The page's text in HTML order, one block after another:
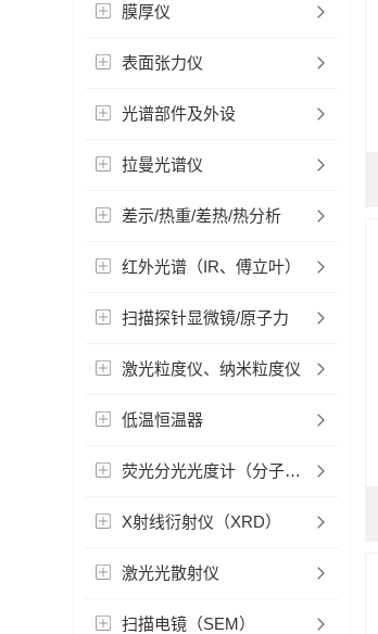
膜厚仪
表面张力仪
光谱部件及外设
拉曼光谱仪
差示/热重/差热/热分析
红外光谱（IR、傅立叶）
扫描探针显微镜/原子力
激光粒度仪、纳米粒度仪
低温恒温器
荧光分光光度计（分子荧光
X射线衍射仪（XRD）
激光光散射仪
扫描电镜（SEM）